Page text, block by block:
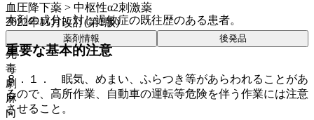
本剤の成分に対し過敏症の既往歴のある患者。
重要な基本的注意
８．１． 眠気、めまい、ふらつき等があらわれることがあ
るので、高所作業、自動車の運転等危険を伴う作業には注意
させること。
血圧降下薬 > 中枢性α2刺激薬
2022年11月改訂(第1版)
薬剤情報 後発品
先
毒
劇
麻
向